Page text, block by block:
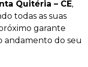
Quitéria – CE,
todas as suas
garante
andamento do seu